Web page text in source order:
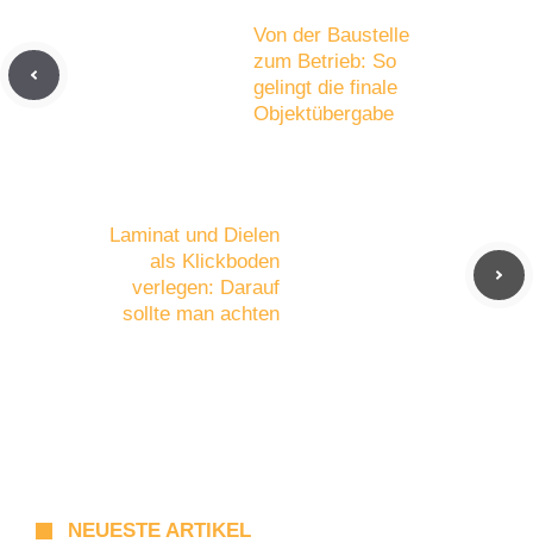
Von der Baustelle
zum Betrieb: So
gelingt die finale
Objektübergabe
Laminat und Dielen
als Klickboden
verlegen: Darauf
sollte man achten
NEUESTE ARTIKEL